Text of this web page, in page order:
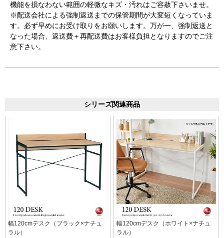
機能を損なわない範囲の軽微なキズ・汚れはご容赦下さいませ。
※配送会社による強制返送までの保管期間が大変短くなっていま
す。必ず早めにお受け取りをお願いします。万が一、強制返送と
なった場合、返送費＋再配送費はお客様負担となりますのでご注
意下さい。
シリーズ関連商品
幅120cmデスク（ブラック×ナチュ
ラル）
幅120cmデスク（ホワイト×ナチュ
ラル）